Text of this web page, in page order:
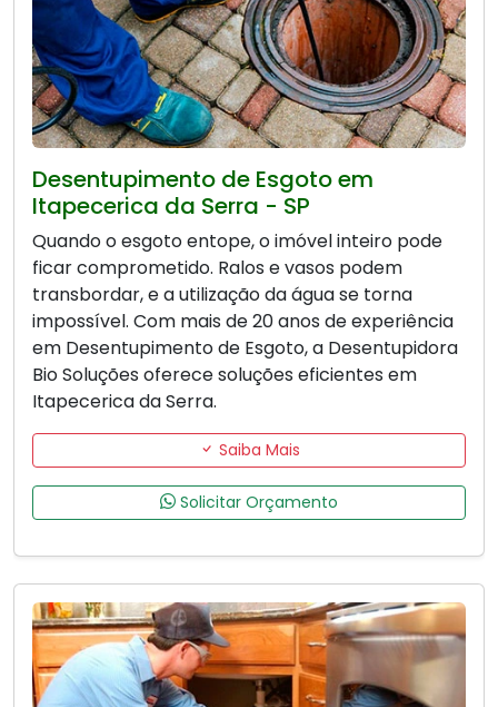
Desentupimento de Esgoto em
Itapecerica da Serra - SP
Quando o esgoto entope, o imóvel inteiro pode
ficar comprometido. Ralos e vasos podem
transbordar, e a utilização da água se torna
impossível. Com mais de 20 anos de experiência
em Desentupimento de Esgoto, a Desentupidora
Bio Soluções oferece soluções eficientes em
Itapecerica da Serra.
Saiba Mais
Solicitar Orçamento